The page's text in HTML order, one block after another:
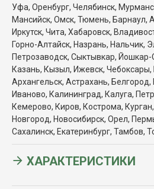
Уфа, Оренбург, Челябинск,
Мансийск, Омск, Тюмень, Барнаул,
Иркутск, Чита, Хабаровск,
Горно-Алтайск, Назрань, Нальчик,
Петрозаводск, Сыктывкар, Йошкар-
Казань, Кызыл, Ижевск, Чебоксары,
Архангельск, Астрахань,
Иваново, Калининград, Калуга,
Кемерово, Киров, Кострома,
Новгород, Новосибирск, Орел,
Сахалинск, Екатеринбург, Тамбов,
ХАРАКТЕРИСТИКИ